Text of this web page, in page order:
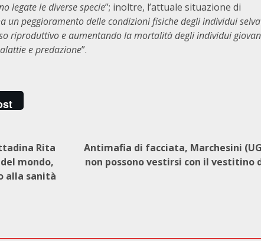
legate le diverse specie”; inoltre, l’attuale situazione di
un peggioramento delle condizioni fisiche degli individui
riproduttivo e aumentando la mortalità degli individui
e predazione”.
Rita
mondo,
alla sanità
Antimafia di facciata, Marchesini
non possono vestirsi con il vestitino